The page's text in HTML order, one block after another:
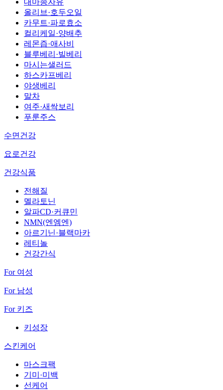
올리브·호두오일
카무트·파로효소
컬리케일·양배추
레몬즙·애사비
블루베리·빌베리
마시는샐러드
하스카프베리
야생베리
말차
여주·새싹보리
푸룬주스
수면건강
요로건강
건강식품
전해질
멜라토닌
알파CD·커큐민
NMN(엔엠엔)
아르기닌·블랙마카
레티놀
건강간식
For 여성
For 남성
For 키즈
키성장
스킨케어
마스크팩
기미·미백
선케어